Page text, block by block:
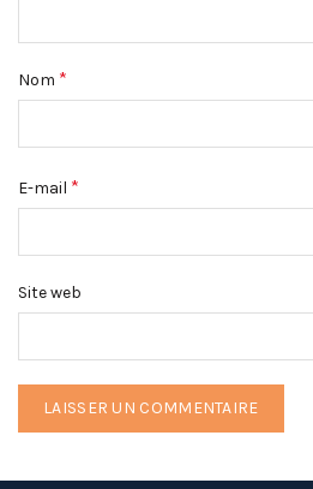
Nom *
E-mail *
Site web